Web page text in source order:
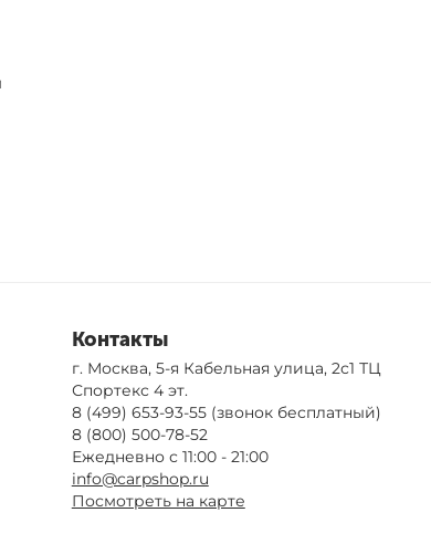
Контакты
г. Москва, 5-я Кабельная улица, 2с1 ТЦ
Спортекс 4 эт.
8 (499) 653-93-55(звонок бесплатный)
8 (800) 500-78-52
Ежедневно с 11:00 - 21:00
info@carpshop.ru
Посмотреть на карте